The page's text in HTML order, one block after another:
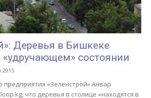
Деревья в Бишкеке
«удручающем» состоянии
2015
предприятия «Зеленстрой» Анвар
что деревья в столице «находятся в